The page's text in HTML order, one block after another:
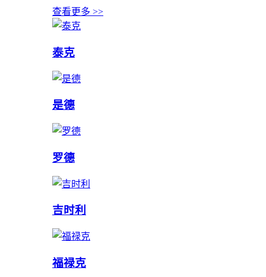
查看更多 >>
泰克
是德
罗德
吉时利
福禄克